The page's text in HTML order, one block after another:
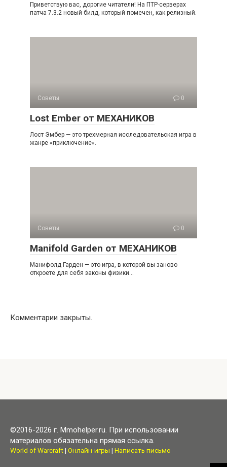
Приветствую вас, дорогие читатели! На ПТР-серверах
патча 7.3.2 новый билд, который помечен, как релизный.
Советы 0
Lost Ember от МЕХАНИКОВ
Лост Эмбер — это трехмерная исследовательская игра в
жанре «приключение».
Советы 0
Manifold Garden от МЕХАНИКОВ
Манифолд Гарден — это игра, в которой вы заново
откроете для себя законы физики…
Комментарии закрыты.
©2016-2026 г. Mmohelper.ru. При использовании
материалов обязательна прямая ссылка.
World of Warcraft| Онлайн-игры | Написать письмо